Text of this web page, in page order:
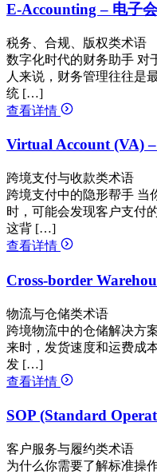
E-Accounting – 电子
税务、合规、版权类术语
数字化时代的财务助手 对
人来说，财务管理往往是
统 […]
查看详情
Virtual Account (VA)
跨境支付与收款类术语
跨境支付中的隐形帮手 当
时，可能会发现客户支付
这背 […]
查看详情
Cross-border
物流与仓储类术语
跨境物流中的仓储解决方
来时，发货速度和运费成
发 […]
查看详情
SOP (Standard
客户服务与履约类术语
为什么你需要了解标准操